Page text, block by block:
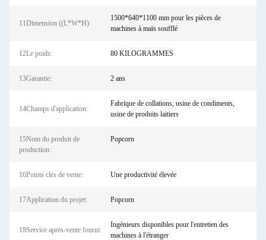
11Dimension ((L*W*H):
1500*640*1100 mm pour les pièces de
machines à maïs soufflé
12Le poids: 80 KILOGRAMMES
13Garantie: 2 ans
14Champs d'application:
Fabrique de collations, usine de condiments,
usine de produits laitiers
15Nom du produit de
production:
Popcorn
16Points clés de vente: Une productivité élevée
17Application du projet: Popcorn
18Service après-vente fourni:
Ingénieurs disponibles pour l'entretien des
machines à l'étranger